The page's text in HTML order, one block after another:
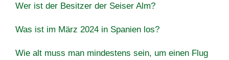
Wer ist der Besitzer der Seiser Alm?
Was ist im März 2024 in Spanien los?
Wie alt muss man mindestens sein, um einen Flug